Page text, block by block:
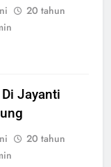
20 tahun
Jayanti
20 tahun